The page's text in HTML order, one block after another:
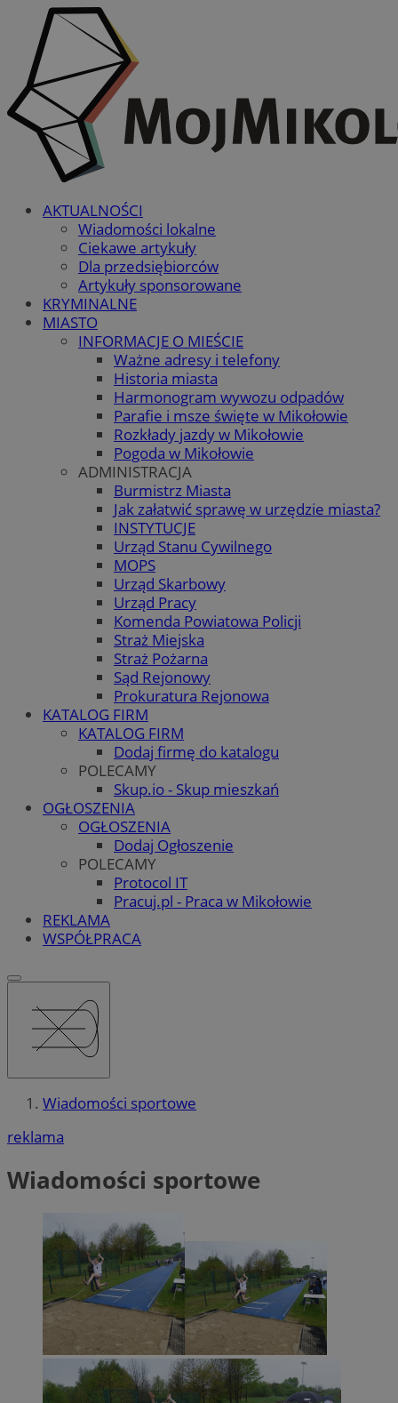
AKTUALNOŚCI
Wiadomości lokalne
Ciekawe artykuły
Dla przedsiębiorców
Artykuły sponsorowane
KRYMINALNE
MIASTO
INFORMACJE O MIEŚCIE
Ważne adresy i telefony
Historia miasta
Harmonogram wywozu odpadów
Parafie i msze święte w Mikołowie
Rozkłady jazdy w Mikołowie
Pogoda w Mikołowie
ADMINISTRACJA
Burmistrz Miasta
Jak załatwić sprawę w urzędzie miasta?
INSTYTUCJE
Urząd Stanu Cywilnego
MOPS
Urząd Skarbowy
Urząd Pracy
Komenda Powiatowa Policji
Straż Miejska
Straż Pożarna
Sąd Rejonowy
Prokuratura Rejonowa
KATALOG FIRM
KATALOG FIRM
Dodaj firmę do katalogu
POLECAMY
Skup.io - Skup mieszkań
OGŁOSZENIA
OGŁOSZENIA
Dodaj Ogłoszenie
POLECAMY
Protocol IT
Pracuj.pl - Praca w Mikołowie
REKLAMA
WSPÓŁPRACA
Wiadomości sportowe
reklama
Wiadomości sportowe